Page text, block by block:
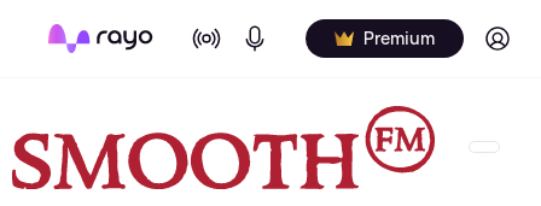
On Air Podcasts Premium Log in